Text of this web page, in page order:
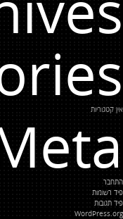
אין קטגוריות
התחבר
פיד רשומות
פיד תגובות
WordPress.org